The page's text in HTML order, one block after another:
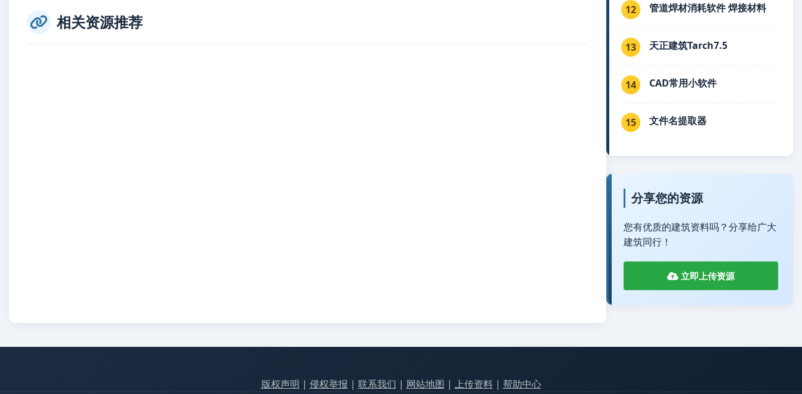
相关资源推荐
12 管道焊材消耗软件 焊接材料
13 天正建筑Tarch7.5
14 CAD常用小软件
15 文件名提取器
分享您的资源
您有优质的建筑资料吗？分享给广大
建筑同行！
立即上传资源
版权声明 | 侵权举报 | 联系我们 | 网站地图 | 上传资料| 帮助中心